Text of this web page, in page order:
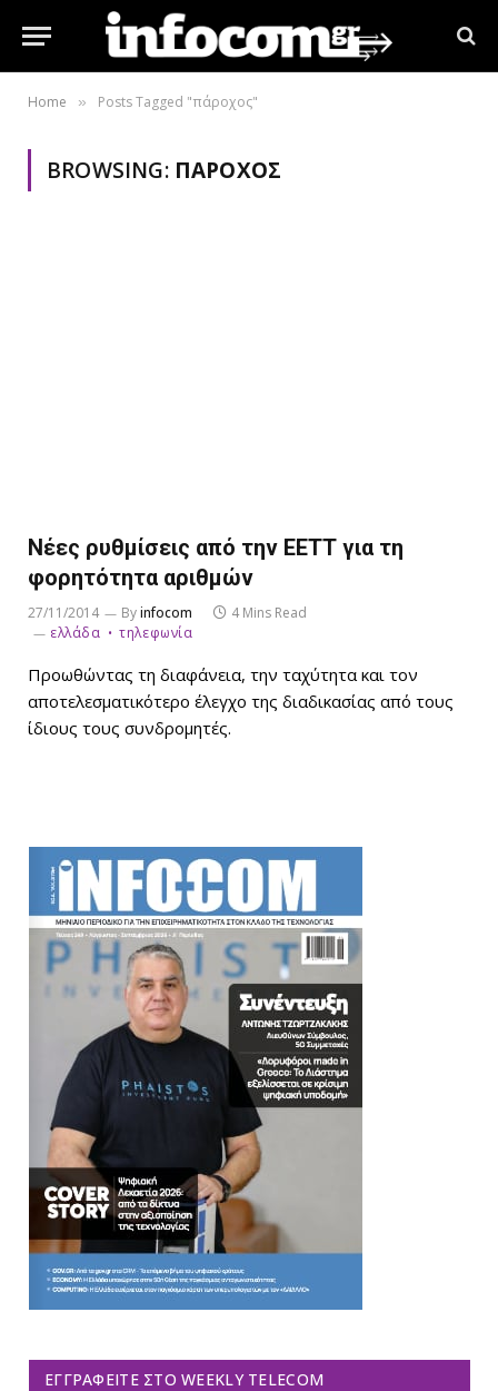
Home » Posts Tagged "πάροχος"
BROWSING: ΠΆΡΟΧΟΣ
Νέες ρυθμίσεις από την ΕΕΤΤ για τη
φορητότητα αριθμών
27/11/2014 Byinfocom
4 Mins Read
ελλάδα
τηλεφωνία
Προωθώντας τη διαφάνεια, την ταχύτητα και τον
αποτελεσματικότερο έλεγχο της διαδικασίας από τους
ίδιους τους συνδρομητές.
ΕΓΓΡΑΦΕΊΤΕ ΣΤΟ WEEKLY TELECOM